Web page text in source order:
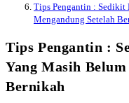
Tips Pengantin :
Mengandung Setelah
Tips Pengantin :
Yang Masih
Bernikah